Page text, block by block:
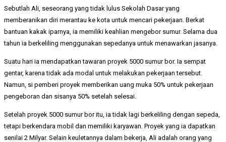
Sebutlah Ali, seseorang yang tidak lulus Sekolah Dasar yang
memberanikan diri merantau ke kota untuk mencari pekerjaan. Berkat
bantuan kakak iparnya, ia memiliki keahlian mengebor sumur. Selama dua
tahun ia berkeliling menggunakan sepedanya untuk menawarkan jasanya.
Suatu hari ia mendapatkan tawaran proyek 5000 sumur bor. Ia sempat
gentar, karena tidak ada modal untuk melakukan pekerjaan tersebut.
Namun, si pemberi proyek memberikan uang muka 50% untuk pekerjaan
pengeboran dan sisanya 50% setelah selesai.
Setelah proyek 5000 sumur bor itu, ia tidak lagi berkeliling dengan sepeda,
tetapi berkendara mobil dan memiliki karyawan. Proyek yang ia dapatkan
senilai 2 Milyar. Selain keuletannya dalam bekerja, Ali adalah orang yang